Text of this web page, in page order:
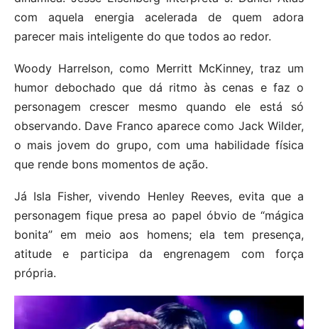
com aquela energia acelerada de quem adora
parecer mais inteligente do que todos ao redor.
Woody Harrelson, como Merritt McKinney, traz um
humor debochado que dá ritmo às cenas e faz o
personagem crescer mesmo quando ele está só
observando. Dave Franco aparece como Jack Wilder,
o mais jovem do grupo, com uma habilidade física
que rende bons momentos de ação.
Já Isla Fisher, vivendo Henley Reeves, evita que a
personagem fique presa ao papel óbvio de “mágica
bonita” em meio aos homens; ela tem presença,
atitude e participa da engrenagem com força
própria.